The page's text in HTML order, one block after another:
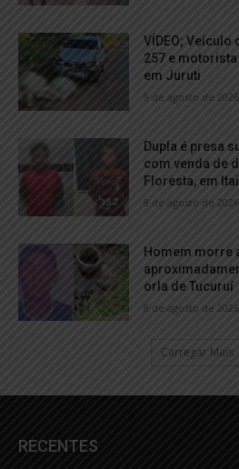
VÍDEO;
257 e
em Juruti
9 de agosto de 2026
Dupla é presa
com venda de
Floresta, em
9 de agosto de 2026
Homem morre
orla de Tucuruí
8 de agosto de 2026
Carregar Mais
RECENTES